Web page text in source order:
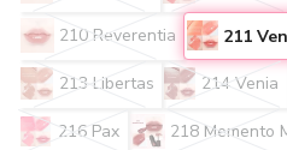
210 Reverentia 211
213 Libertas 214 Venia
216 Pax 218 Memento